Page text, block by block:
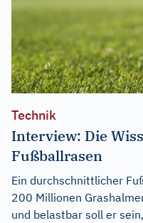
Technik
Interview: Die
Fußballrasen
Ein durchschnittlicher
200 Millionen
und belastbar soll er